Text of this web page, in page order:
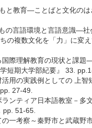
と教育―ことばと文化のは
の言語環境と言語意識―社
複数文化を「力」に変え
際理解教育の現状と課題
短期大学部紀要』 33.
用の実践例としての 上智
27-49.
ンティア日本語教室－多
pp. 51-65.
一考察～秦野市と武蔵野